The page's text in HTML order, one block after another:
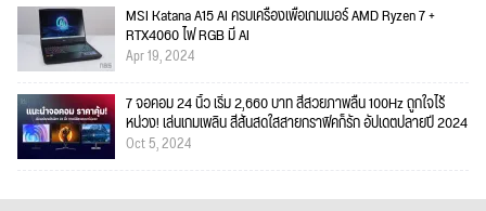
MSI Katana A15 AI ครบเครื่องเพื่อเกมเมอร์ AMD Ryzen 7 +
RTX4060 ไฟ RGB มี AI
Apr 19, 2024
7 จอคอม 24 นิ้ว เริ่ม 2,660 บาท สีสวยภาพลื่น 100Hz ถูกใจไร้
หน่วง! เล่นเกมเพลิน สีสันสดใสสายกราฟิคก็รัก อัปเดตปลายปี 2024
Oct 5, 2024